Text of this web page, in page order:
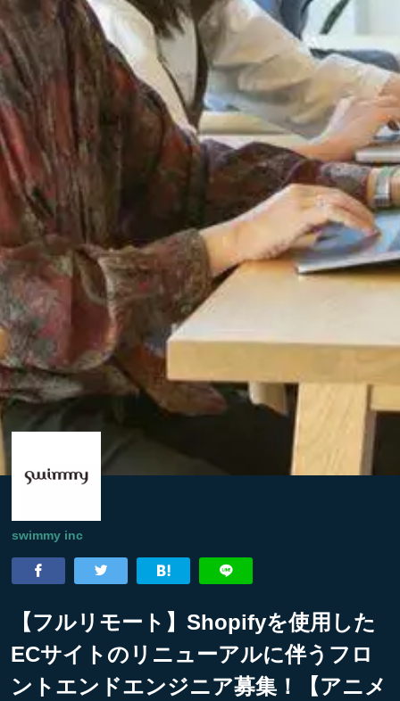
swimmy inc
【フルリモート】Shopifyを使用した
ECサイトのリニューアルに伴うフロ
ントエンドエンジニア募集！【アニメ